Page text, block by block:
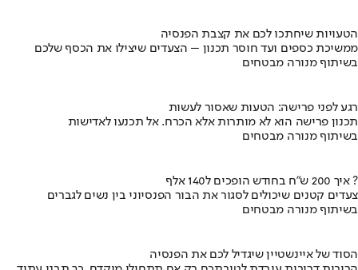
הטעויות שיחתכו לכם את קצבת הפנסיה
ממשיכת כספים ועד חוסר תכנון – הצעדים שיצילו את הכסף שלכם
בשיתוף מנורה מבטחים
רגע לפני פרישה: הטעות שאסור לעשות
תכנון פרישה הוא לא מותרות אלא הכרח. אל תכנעו לאדישות
בשיתוף מנורה מבטחים
איך 200 ש"ח בחודש הופכים ל140 אלף ?
צעדים קטנים שיכולים לסגור את הבור הפנסיוני בין נשים לגברים
בשיתוף מנורה מבטחים
הסוד של איינשטיין שיגדיל לכם את הפנסיה